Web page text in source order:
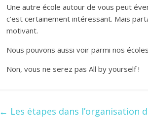
Une autre école autour de vous peut
c’est certainement intéressant. Mais
motivant.
Nous pouvons aussi voir parmi nos
Non, vous ne serez pas All by yourself !
← Les étapes dans l’organisation